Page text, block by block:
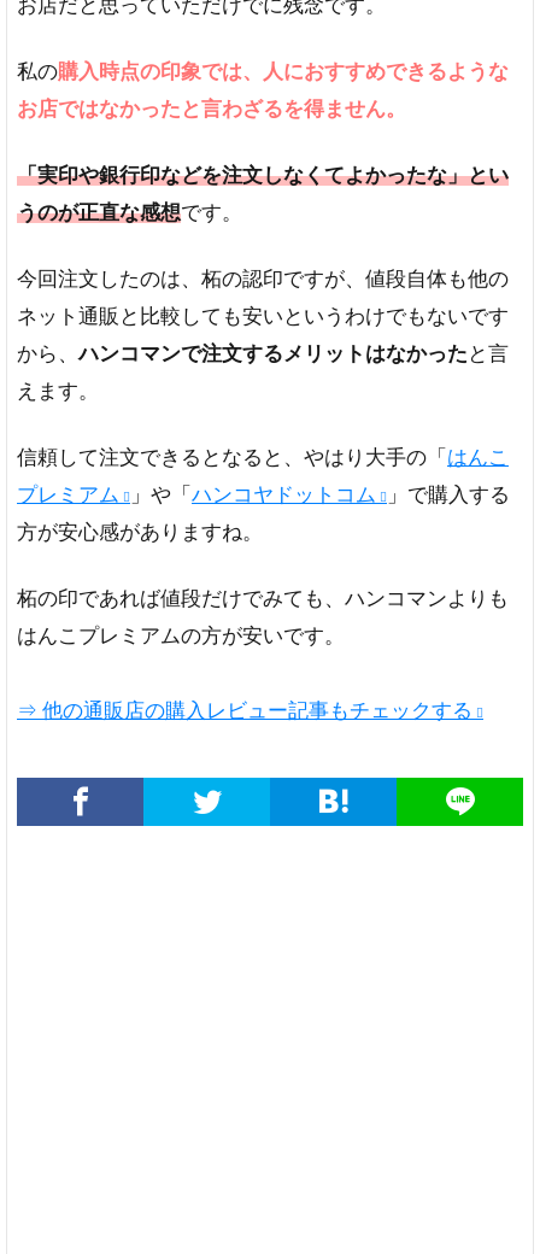
お店だと思っていただけでに残念です。
私の購入時点の印象では、人におすすめできるような
お店ではなかったと言わざるを得ません。
「実印や銀行印などを注文しなくてよかったな」とい
うのが正直な感想です。
今回注文したのは、柘の認印ですが、値段自体も他の
ネット通販と比較しても安いというわけでもないです
から、ハンコマンで注文するメリットはなかった と言
えます。
信頼して注文できるとなると、やはり大手の「 はんこ
プレミアム
」や「 ハンコヤドットコム
」で購入する
方が安心感がありますね。
柘の印であれば値段だけでみても、ハンコマンよりも
はんこプレミアムの方が安いです。
⇒ 他の通販店の購入レビュー記事もチェックする